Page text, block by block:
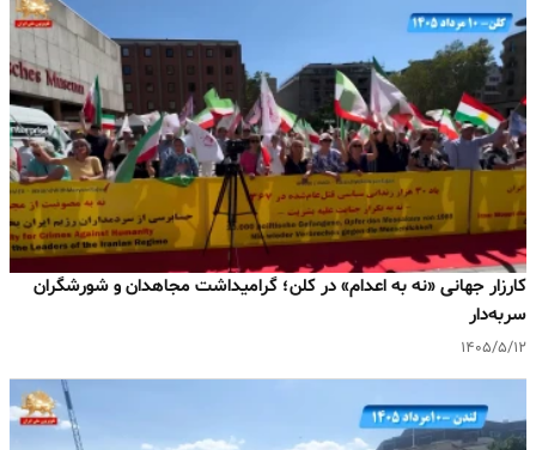
کارزار جهانی «نه به اعدام» در کلن؛ گرامیداشت مجاهدان و شورشگران
سربه‌دار
۱۴۰۵/۵/۱۲